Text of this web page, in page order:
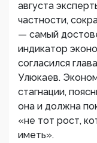
августа
частности,
— самый
индикатор
согласился
Улюкаев.
стагнации,
она и должна
«не тот рост,
иметь».